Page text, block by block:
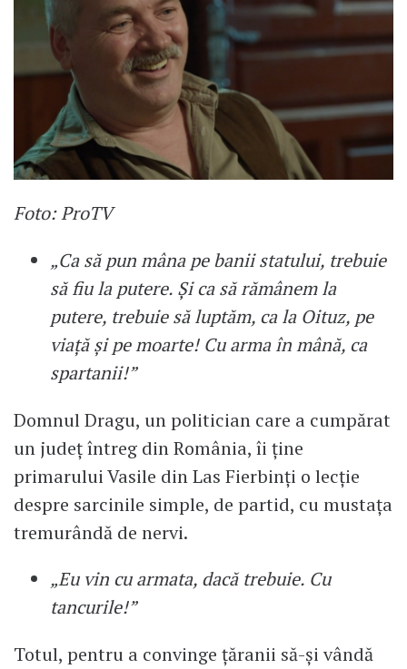
Foto: ProTV
„Ca să pun mâna pe banii statului, trebuie
să fiu la putere. Și ca să rămânem la
putere, trebuie să luptăm, ca la Oituz, pe
viață și pe moarte! Cu arma în mână, ca
spartanii!”
Domnul Dragu, un politician care a cumpărat
un județ întreg din România, îi ține
primarului Vasile din Las Fierbinți o lecție
despre sarcinile simple, de partid, cu mustața
tremurândă de nervi.
„Eu vin cu armata, dacă trebuie. Cu
tancurile!”
Totul, pentru a convinge țăranii să-și vândă